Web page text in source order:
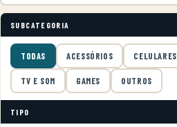
SUBCATEGORIA
TODAS ACESSÓRIOS CELULARES
TV E SOM GAMES OUTROS
TIPO